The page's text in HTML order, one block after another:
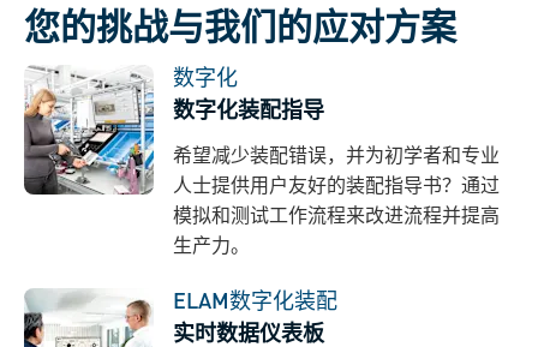
您的挑战与我们的应对方案
数字化
数字化装配指导
希望减少装配错误，并为初学者和专业
人士提供用户友好的装配指导书？通过
模拟和测试工作流程来改进流程并提高
生产力。
ELAM数字化装配
实时数据仪表板